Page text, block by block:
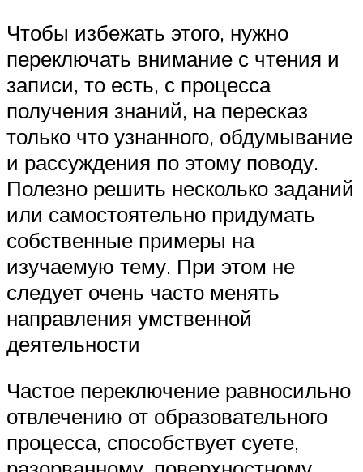
Чтобы избежать этого, нужно
переключать внимание с чтения и
записи, то есть, с процесса
получения знаний, на пересказ
только что узнанного, обдумывание
и рассуждения по этому поводу.
Полезно решить несколько заданий
или самостоятельно придумать
собственные примеры на
изучаемую тему. При этом не
следует очень часто менять
направления умственной
деятельности
Частое переключение равносильно
отвлечению от образовательного
процесса, способствует суете,